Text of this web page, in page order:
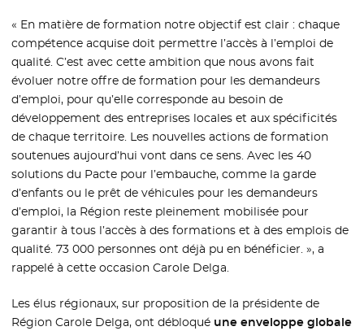
« En matière de formation notre objectif est clair : chaque
compétence acquise doit permettre l’accès à l’emploi de
qualité. C’est avec cette ambition que nous avons fait
évoluer notre offre de formation pour les demandeurs
d’emploi, pour qu’elle corresponde au besoin de
développement des entreprises locales et aux spécificités
de chaque territoire. Les nouvelles actions de formation
soutenues aujourd’hui vont dans ce sens. Avec les 40
solutions du Pacte pour l’embauche, comme la garde
d’enfants ou le prêt de véhicules pour les demandeurs
d’emploi, la Région reste pleinement mobilisée pour
garantir à tous l’accès à des formations et à des emplois de
qualité. 73 000 personnes ont déjà pu en bénéficier. », a
rappelé à cette occasion Carole Delga.
Les élus régionaux, sur proposition de la présidente de
Région Carole Delga, ont débloqué une enveloppe globale